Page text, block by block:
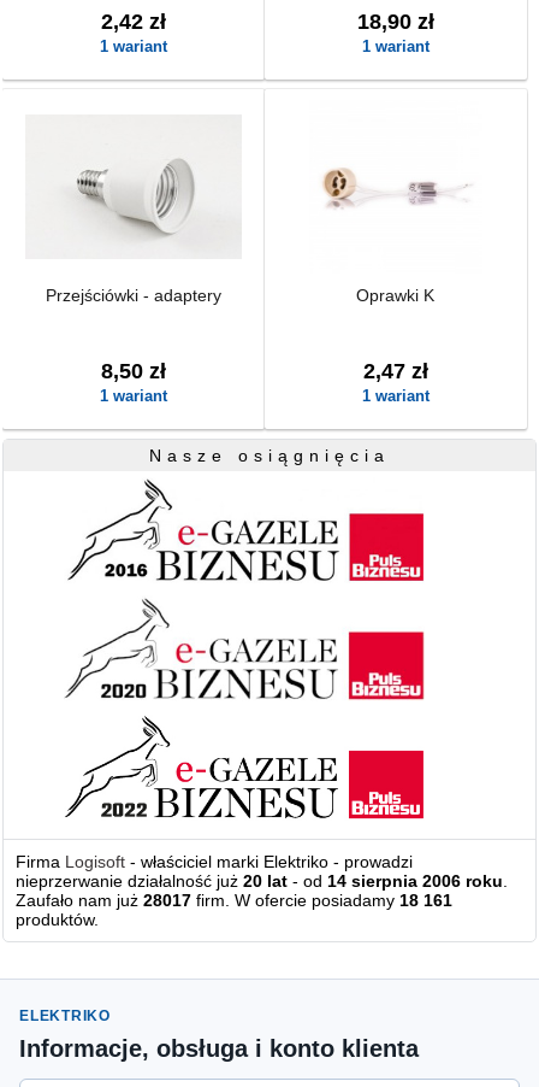
2,42 zł
1 wariant
18,90 zł
1 wariant
Przejściówki - adaptery
8,50 zł
1 wariant
Oprawki K
2,47 zł
1 wariant
Nasze osiągnięcia
Firma Logisoft - właściciel marki Elektriko - prowadzi
nieprzerwanie działalność już20 lat - od14 sierpnia 2006 roku.
Zaufało nam już28017 firm. W ofercie posiadamy18 161
produktów.
ELEKTRIKO
Informacje, obsługa i konto klienta